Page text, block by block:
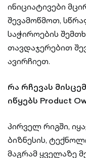
ინიციატივები
შევამოწმოთ,
საჭიროების
თავდაჯერებით
ავირჩიეთ.
რა რჩევას
იწყებს Product
პირველ რიგში,
ბიზნესის,
მაგრამ ყველაზე